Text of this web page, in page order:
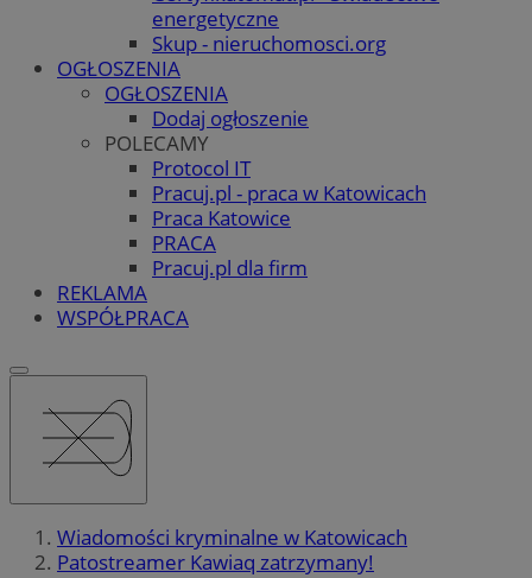
energetyczne
Skup - nieruchomosci.org
OGŁOSZENIA
OGŁOSZENIA
Dodaj ogłoszenie
POLECAMY
Protocol IT
Pracuj.pl - praca w Katowicach
Praca Katowice
PRACA
Pracuj.pl dla firm
REKLAMA
WSPÓŁPRACA
Wiadomości kryminalne w Katowicach
Patostreamer Kawiaq zatrzymany!